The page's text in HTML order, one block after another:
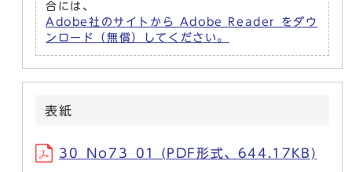
合には、
Adobe社のサイトから Adobe Reader をダウ
ンロード（無償）してください。
表紙
30_No73_01 (PDF形式、644.17KB)